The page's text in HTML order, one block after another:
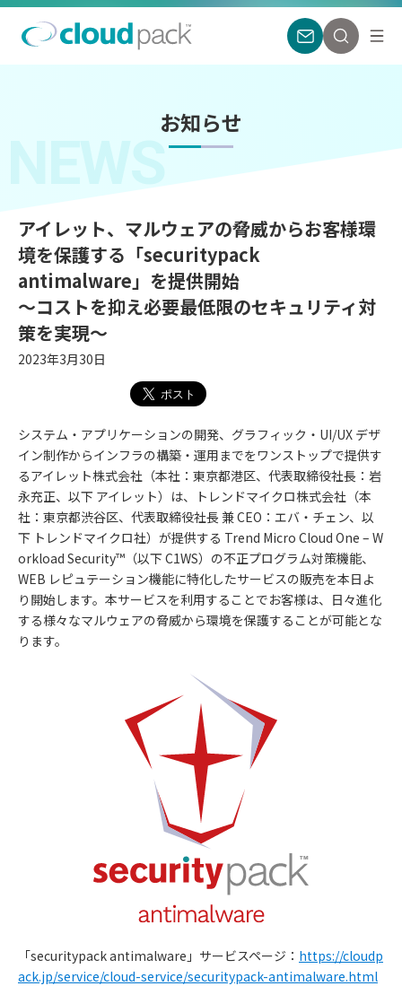
お知らせ
NEWS
アイレット、マルウェアの脅威からお客様環
境を保護する「securitypack
antimalware」を提供開始
〜コストを抑え必要最低限のセキュリティ対
策を実現〜
2023年3月30日
システム・アプリケーションの開発、グラフィック・UI/UX デザ
イン制作からインフラの構築・運用までをワンストップで提供す
るアイレット株式会社（本社：東京都港区、代表取締役社長：岩
永充正、以下 アイレット）は、トレンドマイクロ株式会社（本
社：東京都渋谷区、代表取締役社長 兼 CEO：エバ・チェン、以
下 トレンドマイクロ社）が提供する Trend Micro Cloud One – W
orkload Security™（以下 C1WS）の不正プログラム対策機能、
WEB レピュテーション機能に特化したサービスの販売を本日よ
り開始します。本サービスを利用することでお客様は、日々進化
する様々なマルウェアの脅威から環境を保護することが可能とな
ります。
「securitypack antimalware」サービスページ： https://cloudp
ack.jp/service/cloud-service/securitypack-antimalware.html